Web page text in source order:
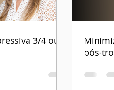
3/4 ou
pós-